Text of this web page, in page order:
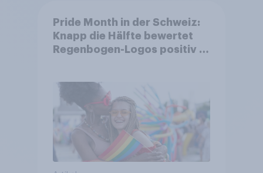
Pride Month in der Schweiz:
Knapp die Hälfte bewertet
Regenbogen-Logos positiv –